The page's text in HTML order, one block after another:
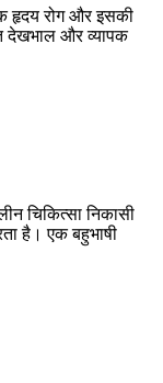
हृदय रोग और इसकी
देखभाल और व्यापक
चिकित्सा निकासी
है। एक बहुभाषी